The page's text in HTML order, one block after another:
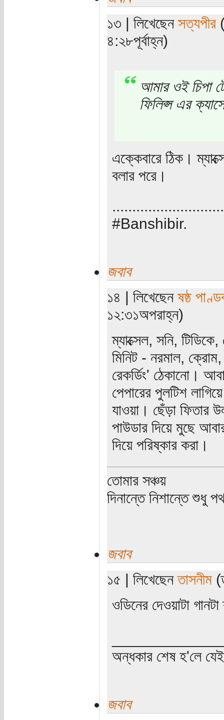
১৩ | লিখেছেন সত্যপীর
৪:২৮পূর্বাহ্ন)
আমার ওই চিপা
ফিলিপ্স এর
এক্কেবারে ঠিক।
বলার পরে।
#Banshibir.
জবাব
১৪ | লিখেছেন ষষ্ঠ
১২:৩১অপরাহ্ন)
ম্যাক্সেল, সনি,
মিনিট - নরমাল, ক্রোম,
রেকর্ডিং' ঠেকানো।
পেপারের পুলটিশ
যাওয়া। ছেঁড়া ফিতার
পাউডার দিয়ে মুছে
দিয়ে পরিষ্কার করা।
তোমার সঞ্চয়
দিনান্তে নিশান্তে শুধু
জবাব
১৫ | লিখেছেনতাসনীম
ওডিনের দেওয়াটা
অন্ধকার শেষ হ'লে
জবাব